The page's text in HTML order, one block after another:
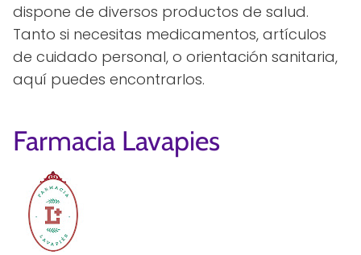
dispone de diversos productos de salud.
Tanto si necesitas medicamentos, artículos
de cuidado personal, o orientación sanitaria,
aquí puedes encontrarlos.
Farmacia Lavapies